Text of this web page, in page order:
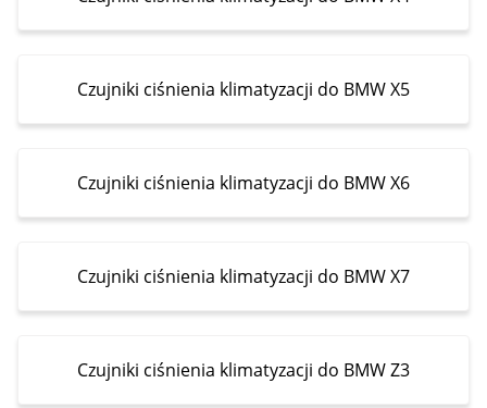
Czujniki ciśnienia klimatyzacji do BMW X5
Czujniki ciśnienia klimatyzacji do BMW X6
Czujniki ciśnienia klimatyzacji do BMW X7
Czujniki ciśnienia klimatyzacji do BMW Z3